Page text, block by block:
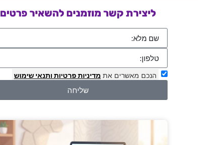
ליצירת קשר מוזמנים להשאיר פרטים
הנכם מאשרים את מדיניות פרטיות ותנאי שימוש
שליחה